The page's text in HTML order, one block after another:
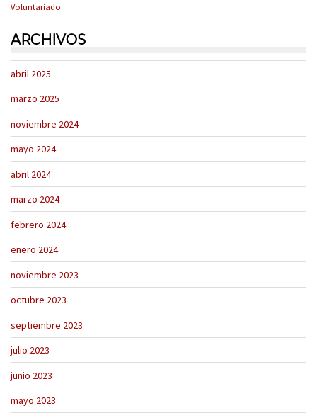
Voluntariado
ARCHIVOS
abril 2025
marzo 2025
noviembre 2024
mayo 2024
abril 2024
marzo 2024
febrero 2024
enero 2024
noviembre 2023
octubre 2023
septiembre 2023
julio 2023
junio 2023
mayo 2023